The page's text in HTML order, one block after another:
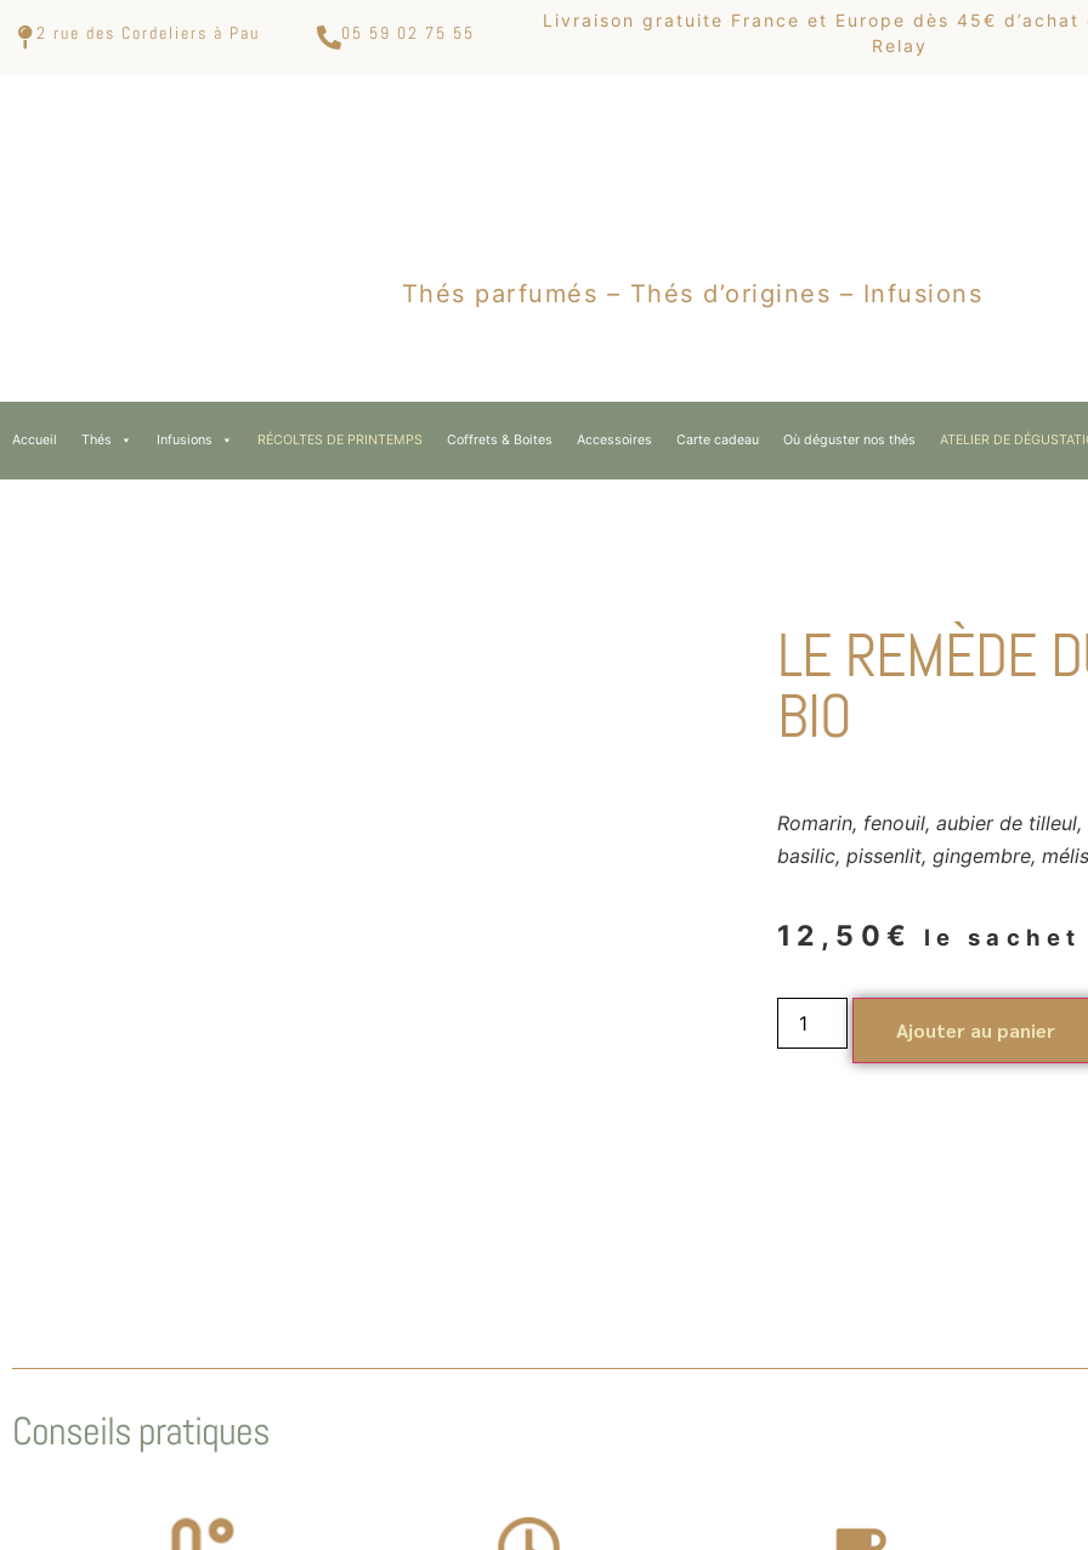
2 rue des Cordeliers à Pau 05 59 02 75 55
Livraison gratuite France et Europe dès 45€
Relay
Thés parfumés – Thés d’origines – Infusions
Accueil Thés Infusions RÉCOLTES DE PRINTEMPS Coffrets & Boites Accessoires Carte cadeau Où déguster nos thés ATELIER DE
LE REMÈDE
BIO
Romarin, fenouil, aubier de
basilic, pissenlit, gingembre,
12,50 € le
Ajouter au panier
Conseils pratiques